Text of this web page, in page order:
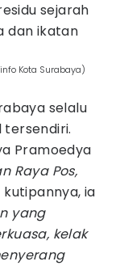
sejarah
dan ikatan
Kota Surabaya)
selalu
Pramoedya
Raya Pos,
ia
yang
kelak